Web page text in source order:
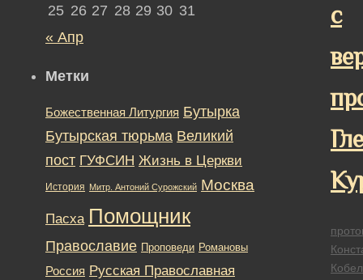
с
25 26 27 28 29 30 31
« Апр
Метки
Божественная Литургия Бутырка
Бутырская тюрьма Великий
пост ГУФСИН Жизнь в Церкви
История Митр. Антоний Сурожский Москва
Пасха Помощник
Православие Проповеди Романовы
Россия Русская Православная